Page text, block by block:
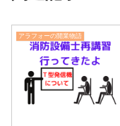
アラフォーの開業物語